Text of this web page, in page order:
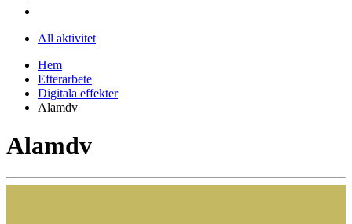
All aktivitet
Hem
Efterarbete
Digitala effekter
Alamdv
Alamdv